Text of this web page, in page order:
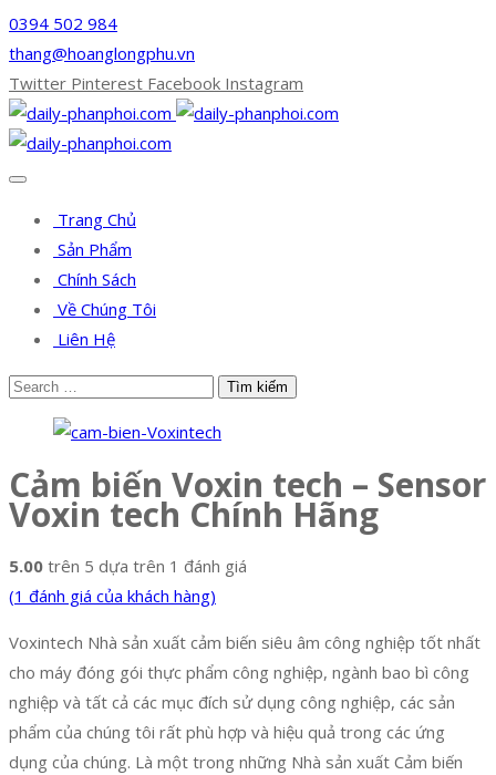
0394 502 984
thang@hoanglongphu.vn
Twitter Pinterest Facebook Instagram
Trang Chủ
Sản Phẩm
Chính Sách
Về Chúng Tôi
Liên Hệ
Cảm biến Voxin tech – Sensor
Voxin tech Chính Hãng
5.00 trên 5 dựa trên 1 đánh giá
(1 đánh giá của khách hàng)
Voxintech Nhà sản xuất cảm biến siêu âm công nghiệp tốt nhất
cho máy đóng gói thực phẩm công nghiệp, ngành bao bì công
nghiệp và tất cả các mục đích sử dụng công nghiệp, các sản
phẩm của chúng tôi rất phù hợp và hiệu quả trong các ứng
dụng của chúng. Là một trong những Nhà sản xuất Cảm biến